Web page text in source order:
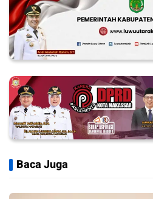
Baca Juga